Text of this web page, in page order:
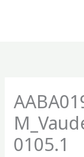
0105.1